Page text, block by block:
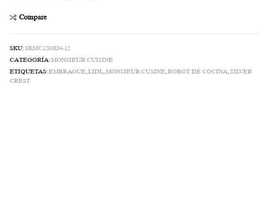
Compare
SKU:SKMC1200D4-12
CATEGORÍA:MONSIEUR CUISINE
ETIQUETAS:EMBRAGUE ,LIDL ,MONSIEUR CUSINE ,ROBOT DE COCINA ,SILVER
CREST